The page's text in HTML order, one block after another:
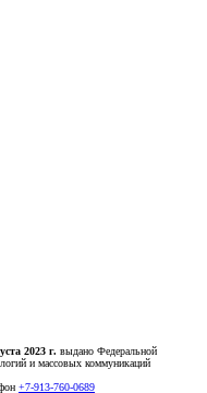
2023 г. выдано Федеральной
и массовых коммуникаций
+7-913-760-0689